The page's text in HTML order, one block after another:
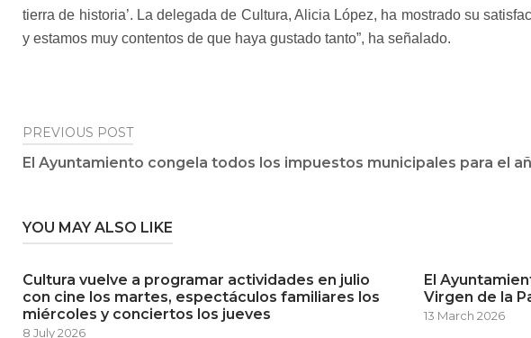
tierra de historia’. La delegada de Cultura, Alicia López, ha mostrado su
y estamos muy contentos de que haya gustado tanto”, ha señalado.
Post
navigation
PREVIOUS POST
El Ayuntamiento congela todos los impuestos municipales para el
YOU MAY ALSO LIKE
Cultura vuelve a programar actividades en julio
con cine los martes, espectáculos familiares los
miércoles y conciertos los jueves
8 July 2026
El
Virgen de la
13 March 2026